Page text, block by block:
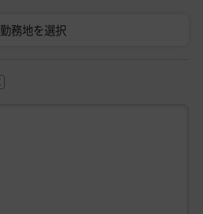
勤務地を選択